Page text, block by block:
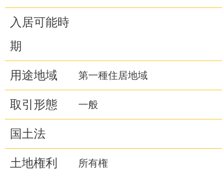
入居可能時
期
用途地域 第一種住居地域
取引形態 一般
国土法
土地権利 所有権